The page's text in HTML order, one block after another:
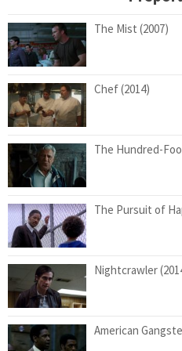
The Mist (2007)
Chef (2014)
The Hundred-
The Pursuit of
Nightcrawler
American